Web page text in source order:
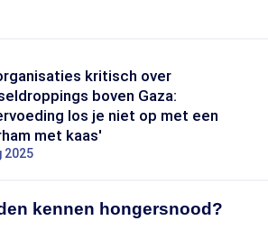
kritisch over
boven Gaza:
los je niet op met een
met kaas'
2025
kennen hongersnood?